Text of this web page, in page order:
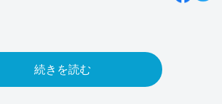
続きを読む